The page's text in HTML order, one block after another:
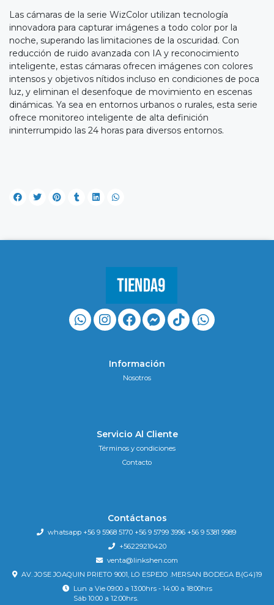
Las cámaras de la serie WizColor utilizan tecnología
innovadora para capturar imágenes a todo color por la
noche, superando las limitaciones de la oscuridad. Con
reducción de ruido avanzada con IA y reconocimiento
inteligente, estas cámaras ofrecen imágenes con colores
intensos y objetivos nítidos incluso en condiciones de poca
luz, y eliminan el desenfoque de movimiento en escenas
dinámicas. Ya sea en entornos urbanos o rurales, esta serie
ofrece monitoreo inteligente de alta definición
ininterrumpido las 24 horas para diversos entornos.
Información
Nosotros
Servicio Al Cliente
Términos y condiciones
Contacto
Contáctanos
whatsapp +56 9 5968 5170 +56 9 5799 3996 +56 9 5381 9989
+56229210420
venta@linkshen.com
AV. JOSE JOAQUIN PRIETO 9001, LO ESPEJO .MERSAN BODEGA B(G4)19
Lun a Vie 09:00 a 13:00hrs - 14:00 a 18:00hrs
Sáb 10:00 a 12:00hrs.